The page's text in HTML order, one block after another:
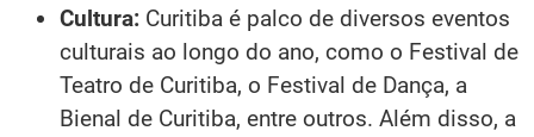
Cultura: Curitiba é palco de diversos eventos
culturais ao longo do ano, como o Festival de
Teatro de Curitiba, o Festival de Dança, a
Bienal de Curitiba, entre outros. Além disso, a